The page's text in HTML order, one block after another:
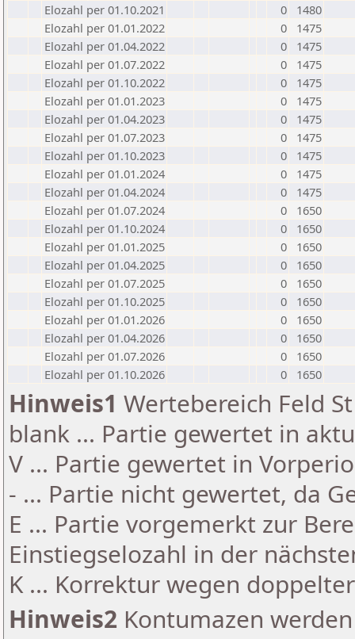
Elozahl per 01.10.2021
0
1480
Elozahl per 01.01.2022
0
1475
Elozahl per 01.04.2022
0
1475
Elozahl per 01.07.2022
0
1475
Elozahl per 01.10.2022
0
1475
Elozahl per 01.01.2023
0
1475
Elozahl per 01.04.2023
0
1475
Elozahl per 01.07.2023
0
1475
Elozahl per 01.10.2023
0
1475
Elozahl per 01.01.2024
0
1475
Elozahl per 01.04.2024
0
1475
Elozahl per 01.07.2024
0
1650
Elozahl per 01.10.2024
0
1650
Elozahl per 01.01.2025
0
1650
Elozahl per 01.04.2025
0
1650
Elozahl per 01.07.2025
0
1650
Elozahl per 01.10.2025
0
1650
Elozahl per 01.01.2026
0
1650
Elozahl per 01.04.2026
0
1650
Elozahl per 01.07.2026
0
1650
Elozahl per 01.10.2026
0 1650
Hinweis1 Wertebereich Feld
blank ... Partie gewertet in
V ... Partie gewertet in
- ... Partie nicht gewertet, da
E ... Partie vorgemerkt zur
Einstiegselozahl in der
K ... Korrektur wegen
Hinweis2 Kontumazen